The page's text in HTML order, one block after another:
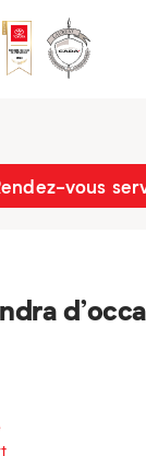
vous